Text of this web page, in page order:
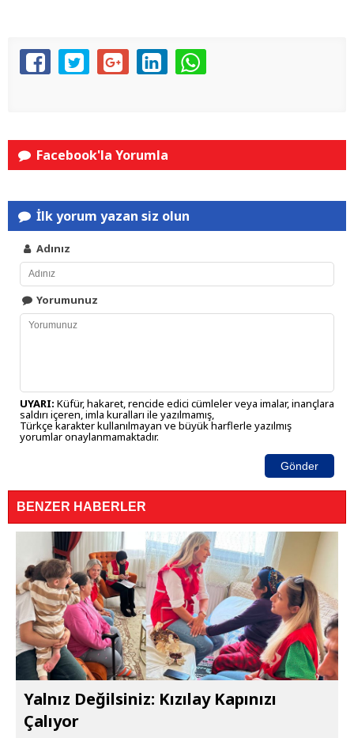
Facebook'la Yorumla
İlk yorum yazan siz olun
Adınız
Yorumunuz
UYARI: Küfür, hakaret, rencide edici cümleler veya imalar, inançlara
saldırı içeren, imla kuralları ile yazılmamış,
Türkçe karakter kullanılmayan ve büyük harflerle yazılmış
yorumlar onaylanmamaktadır.
Gönder
BENZER HABERLER
Yalnız Değilsiniz: Kızılay Kapınızı
Çalıyor